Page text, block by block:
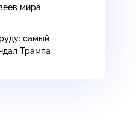
мира
самый
Трампа